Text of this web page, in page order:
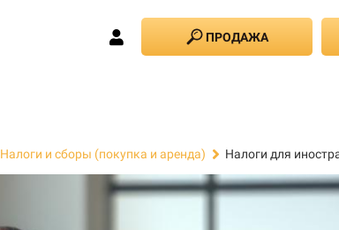
ПРОДАЖА
Налоги и сборы (покупка и аренда) Налоги для